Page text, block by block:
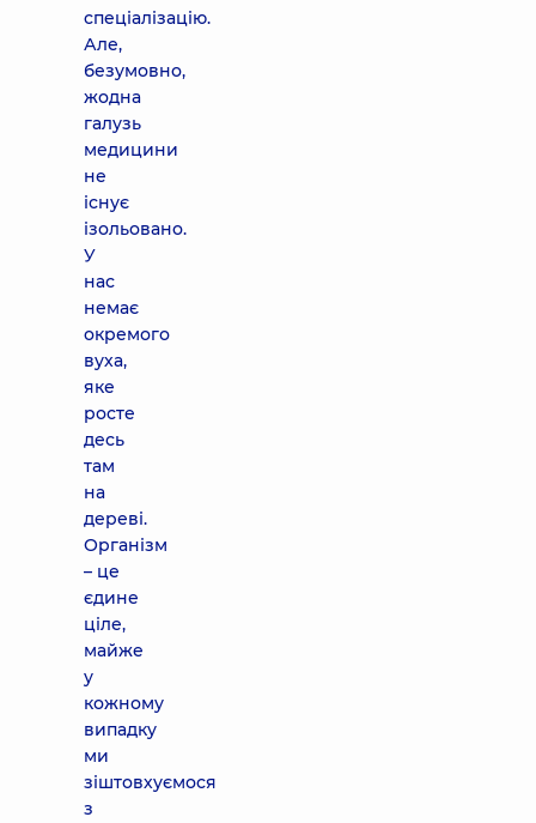
спеціалізацію.
Але,
безумовно,
жодна
галузь
медицини
не
існує
ізольовано.
У
нас
немає
окремого
вуха,
яке
росте
десь
там
на
дереві.
Організм
– це
єдине
ціле,
майже
у
кожному
випадку
ми
зіштовхуємося
з